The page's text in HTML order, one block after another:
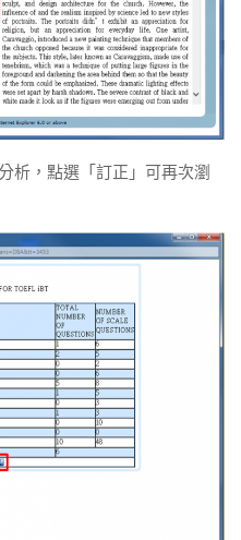
析，點選「訂正」可再次瀏